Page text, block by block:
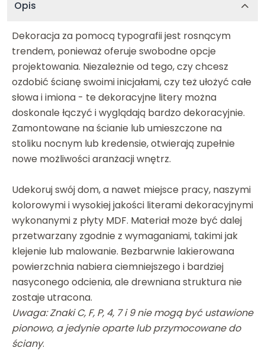
Opis
Dekoracja za pomocą typografii jest rosnącym
trendem, ponieważ oferuje swobodne opcje
projektowania. Niezależnie od tego, czy chcesz
ozdobić ścianę swoimi inicjałami, czy też ułożyć całe
słowa i imiona - te dekoracyjne litery można
doskonale łączyć i wyglądają bardzo dekoracyjnie.
Zamontowane na ścianie lub umieszczone na
stoliku nocnym lub kredensie, otwierają zupełnie
nowe możliwości aranżacji wnętrz.
Udekoruj swój dom, a nawet miejsce pracy, naszymi
kolorowymi i wysokiej jakości literami dekoracyjnymi
wykonanymi z płyty MDF. Materiał może być dalej
przetwarzany zgodnie z wymaganiami, takimi jak
klejenie lub malowanie. Bezbarwnie lakierowana
powierzchnia nabiera ciemniejszego i bardziej
nasyconego odcienia, ale drewniana struktura nie
zostaje utracona.
Uwaga: Znaki C, F, P, 4, 7 i 9 nie mogą być ustawione
pionowo, a jedynie oparte lub przymocowane do
ściany.